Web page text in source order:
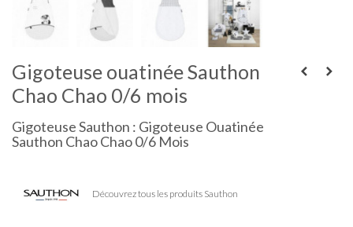
Gigoteuse ouatinée Sauthon
Chao Chao 0/6 mois
Gigoteuse Sauthon : Gigoteuse Ouatinée
Sauthon Chao Chao 0/6 Mois
Découvrez tous les produits Sauthon